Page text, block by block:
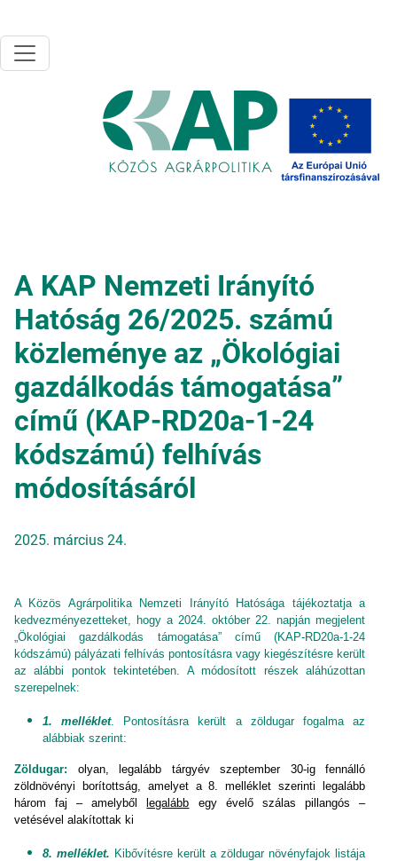
A KAP Nemzeti Irányító
Hatóság 26/2025. számú
közleménye az „Ökológiai
gazdálkodás támogatása”
című (KAP-RD20a-1-24
kódszámú) felhívás
módosításáról
2025. március 24.
A Közös Agrárpolitika Nemzeti Irányító Hatósága tájékoztatja a
kedvezményezetteket, hogy a 2024. október 22. napján megjelent
„Ökológiai gazdálkodás támogatása” című (KAP-RD20a-1-24
kódszámú) pályázati felhívás pontosításra vagy kiegészítésre került
az alábbi pontok tekintetében. A módosított részek aláhúzottan
szerepelnek:
1. melléklet. Pontosításra került a zöldugar fogalma az
alábbiak szerint:
Zöldugar:
olyan, legalább tárgyév szeptember 30-ig fennálló
zöldnövényi borítottság, amelyet a 8. melléklet szerinti legalább
három faj – amelyből
legalább egy évelő szálas pillangós –
vetésével alakítottak ki
8. melléklet. Kibővítésre került a zöldugar növényfajok listája